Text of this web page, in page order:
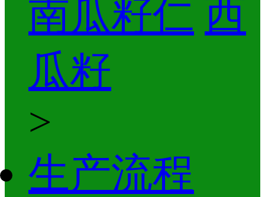
南瓜籽仁 西
瓜籽
>
生产流程